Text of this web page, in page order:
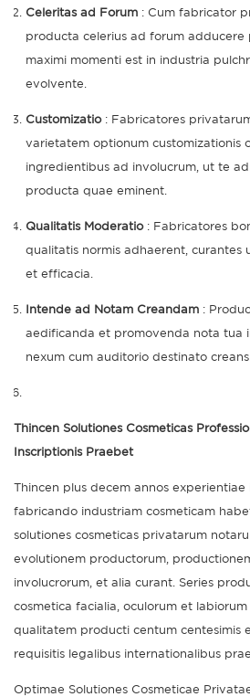
Celeritas ad Forum : Cum fabricator
producta celerius ad forum adducere
maximi momenti est in industria
evolvente.
Customizatio: Fabricatores
varietatem optionum customizationis
ingredientibus ad involucrum, ut te
producta quae eminent.
Qualitatis Moderatio: Fabricatores
qualitatis normis adhaerent, curantes
et efficacia.
Intende ad Notam Creandam :
aedificanda et promovenda nota tua
nexum cum auditorio destinato
Thincen Solutiones Cosmeticas
Inscriptionis Praebet
Thincen plus decem annos
fabricando industriam cosmeticam
solutiones cosmeticas privatarum
evolutionem productorum,
involucrorum, et alia curant. Series
cosmetica facialia, oculorum et
qualitatem producti centum centesimis
requisitis legalibus internationalibus
Optimae Solutiones Cosmeticae